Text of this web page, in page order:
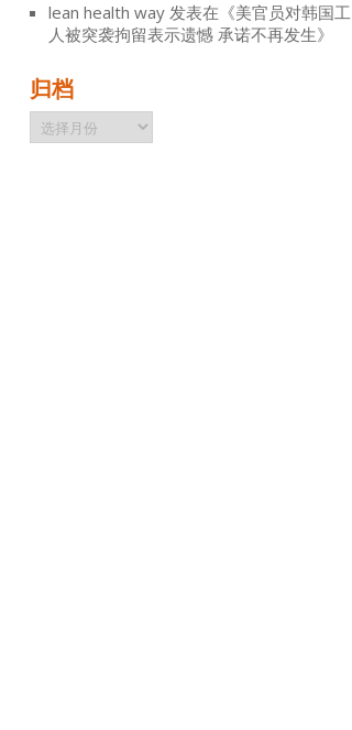
lean health way 发表在《美官员对韩国工
人被突袭拘留表示遗憾 承诺不再发生》
归档
归
档